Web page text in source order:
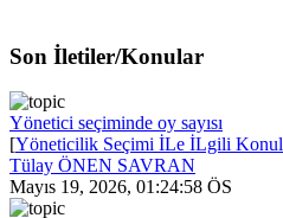
Son İletiler/Konular
Yönetici seçiminde oy sayısı
[Yöneticilik Seçimi İLe İLgili
Tülay ÖNEN SAVRAN
Mayıs 19, 2026, 01:24:58 ÖS